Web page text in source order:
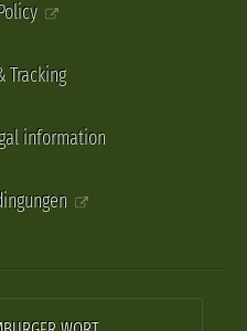
Tracking
information